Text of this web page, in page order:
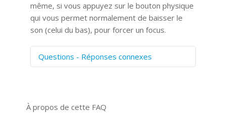
même, si vous appuyez sur le bouton physique
qui vous permet normalement de baisser le
son (celui du bas), pour forcer un focus.
Questions - Réponses connexes
Prise de vue 360°
À propos de cette FAQ